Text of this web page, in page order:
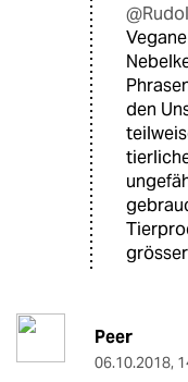
den
Peer
06.10.2018,